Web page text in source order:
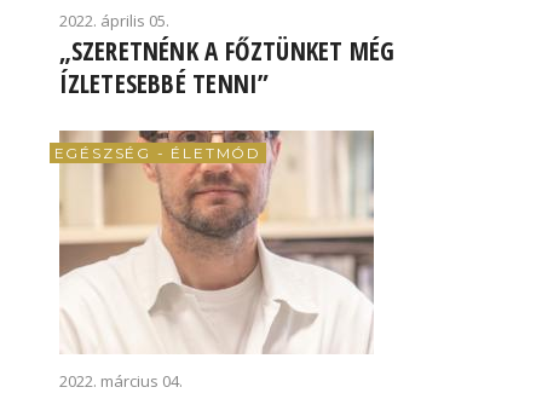
2022. április 05.
„SZERETNÉNK A FŐZTÜNKET MÉG
ÍZLETESEBBÉ TENNI”
EGÉSZSÉG - ÉLETMÓD
2022. március 04.